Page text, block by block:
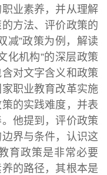
业素养，并从理解
方法、评价政策的
减”政策为例，解读
化机构”的深层政策
对文字含义和政策
职业教育改革实施
的实践难度，并表
他提到，评价政策
界与条件，认识这
育政策是非常必要
的路径，其根本是